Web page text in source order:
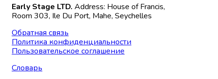
Early Stage LTD. Address: House of Francis,
Room 303, Ile Du Port, Mahe, Seychelles
Обратная связь
Политика конфиденциальности
Пользовательское соглашение
Словарь